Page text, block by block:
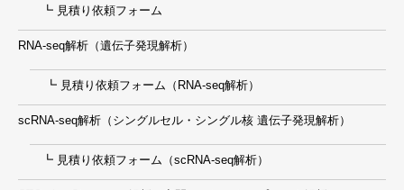
┗ 見積り依頼フォーム
RNA-seq解析（遺伝子発現解析）
┗ 見積り依頼フォーム（RNA-seq解析）
scRNA-seq解析（シングルセル・シングル核 遺伝子発現解析）
┗ 見積り依頼フォーム（scRNA-seq解析）